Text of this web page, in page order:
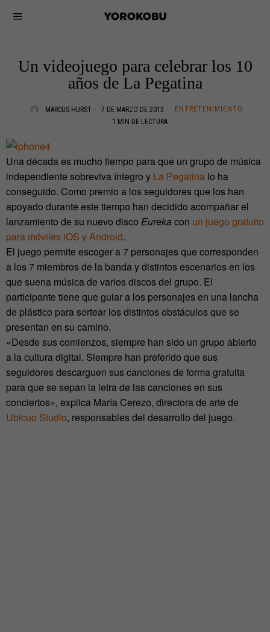
Un videojuego para celebrar los 10
años de La Pegatina
MARCUS HURST 7 DE MARZO DE 2013
ENTRETENIMIENTO
1 MIN DE LECTURA
Una década es mucho tiempo para que un grupo de música
independiente sobreviva íntegro y La Pegatina lo ha
conseguido. Como premio a los seguidores que los han
apoyado durante este tiempo han decidido acompañar el
lanzamiento de su nuevo disco Eureka con un juego gratuito
para móviles iOS y Android.
El juego permite escoger a 7 personajes que corresponden
a los 7 miembros de la banda y distintos escenarios en los
que suena música de varios discos del grupo. El
participante tiene que guiar a los personajes en una lancha
de plástico para sortear los distintos obstáculos que se
presentan en su camino.
«Desde sus comienzos, siempre han sido un grupo abierto
a la cultura digital. Siempre han preferido que sus
seguidores descarguen sus canciones de forma gratuita
para que se sepan la letra de las canciones en sus
conciertos», explica María Cerezo, directora de arte de
Ubicuo Studio, responsables del desarrollo del juego.